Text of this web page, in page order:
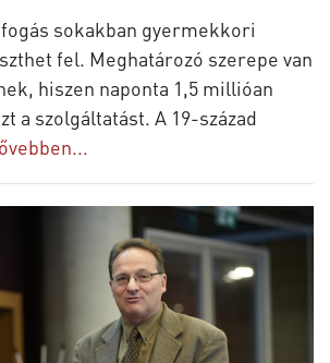
sokakban gyermekkori
fel. Meghatározó szerepe van
hiszen naponta 1,5 millióan
a szolgáltatást. A 19-század